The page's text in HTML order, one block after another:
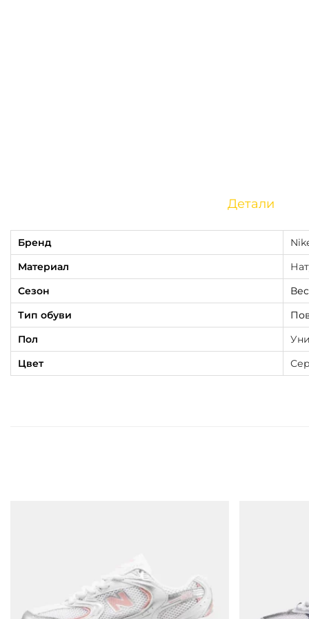
Детали
Бренд
Материал
Сезон
Тип обуви
Пол
Цвет